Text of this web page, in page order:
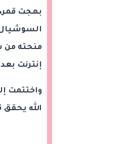
بهجت
السوشيال
منحته من
إنترنت
واختتمت
الله يحقق